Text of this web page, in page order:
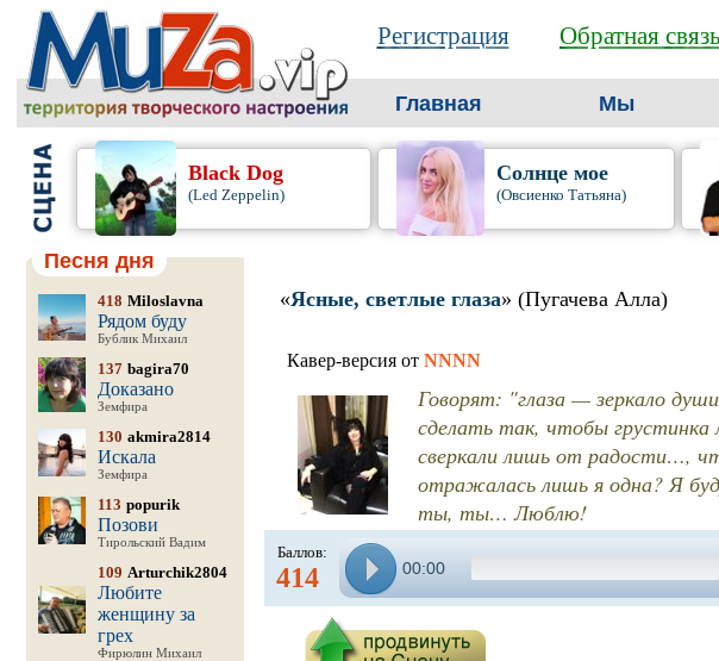
Регистрация Обратная связь
Главная Мы
Black Dog
(Led Zeppelin)
Солнце мое
(Овсиенко Татьяна)
Песня дня
418 Miloslavna
Рядом буду
Бублик Михаил
137 bagira70
Доказано
Земфира
130 akmira2814
Искала
Земфира
113 popurik
Позови
Тирольский Вадим
109 Arturchik2804
Любите
женщину за
грех
Фирюлин Михаил
«Ясные, светлые глаза» (Пугачева Алла)
Кавер-версия от NNNN
Говорят: "глаза — зеркало
сделать так, чтобы грустинка
сверкали лишь от радости…,
отражалась лишь я одна? Я
ты, ты… Люблю!
Баллов:
414 00:00